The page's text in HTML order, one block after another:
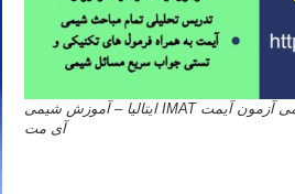
تدریس خصوصی درس شیمی آزمون آیمت IMAT ایتالیا – آموزش شیمی
آی مت